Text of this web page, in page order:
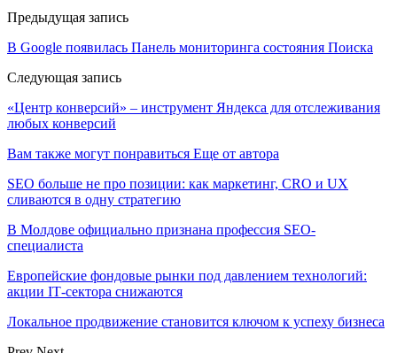
Предыдущая запись
В Google появилась Панель мониторинга состояния Поиска
Следующая запись
«Центр конверсий» – инструмент Яндекса для отслеживания
любых конверсий
Вам также могут понравиться Еще от автора
SEO больше не про позиции: как маркетинг, CRO и UX
сливаются в одну стратегию
В Молдове официально признана профессия SEO-
специалиста
Европейские фондовые рынки под давлением технологий:
акции IT‑сектора снижаются
Локальное продвижение становится ключом к успеху бизнеса